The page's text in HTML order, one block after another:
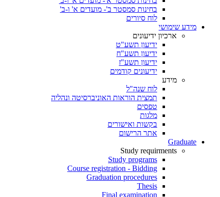
בחינות סמסטר ב'- מועדים א' ו-ב'
לוח סיורים
מידע שימושי
ארכיון ידיעונים
ידיעון תשע"ט
ידיעון תשע"ח
ידיעון תשע"ז
ידיעונים קודמים
מידע
לוח שנה"ל
תמצית הוראות האוניברסיטה ונהליה
טפסים
מלגות
בקשות ואישורים
אתר הרישום
Graduate
Study requirments
Study programs
Course registration - Bidding
Graduation procedures
Thesis
Final examination